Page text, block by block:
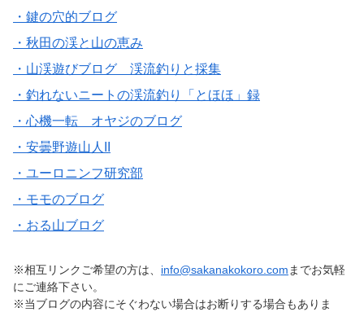
・鍵の穴的ブログ
・秋田の渓と山の恵み
・山渓遊びブログ 渓流釣りと採集
・釣れないニートの渓流釣り「とほほ」録
・心機一転 オヤジのブログ
・安曇野遊山人II
・ユーロニンフ研究部
・モモのブログ
・おる山ブログ
※相互リンクご希望の方は、 info@sakanakokoro.com までお気軽
にご連絡下さい。
※当ブログの内容にそぐわない場合はお断りする場合もありま